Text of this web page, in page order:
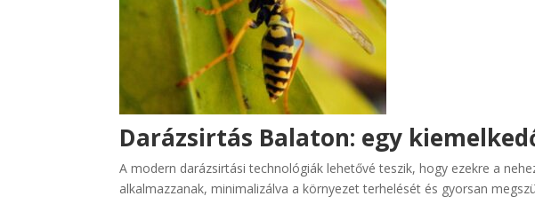
Darázsirtás Balaton: egy
A modern darázsirtási technológiák lehetővé teszik, hogy ezekre a
alkalmazzanak, minimalizálva a környezet terhelését és gyorsan